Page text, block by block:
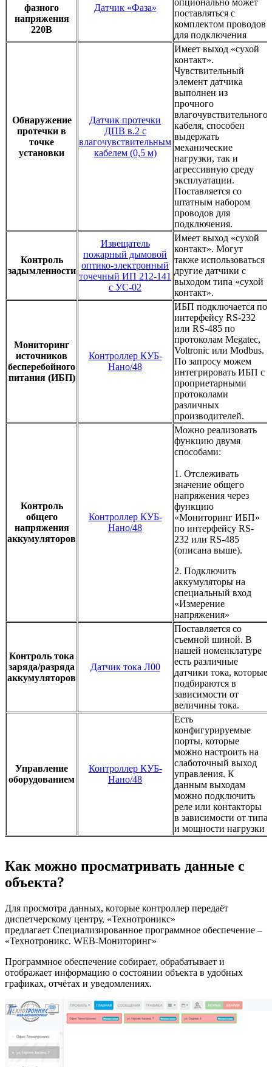
фазного
напряжения
220В
Датчик «Фаза»
поставляться с
комплектом проводов
для подключения
Обнаружение
протечки в
точке
установки
Датчик протечки
ДПВ в.2 с
влагочувствительным
кабелем (0,5 м)
Имеет выход «сухой
контакт».
Чувствительный
элемент датчика
выполнен из
прочного
влагочувствительного
кабеля, способен
выдержать
механические
нагрузки, так и
агрессивную среду
эксплуатации.
Поставляется со
штатным набором
проводов для
подключения.
Контроль
задымленности
Извещатель
пожарный дымовой
оптико-электронный
точечный ИП 212-141
с УС-02
Имеет выход «сухой
контакт». Могут
также использоваться
другие датчики с
выходом типа «сухой
контакт».
Мониторинг
источников
бесперебойного
питания (ИБП)
Контроллер КУБ-
Нано/48
ИБП подключается по
интерфейсу RS-232
или RS-485 по
протоколам Megatec,
Voltronic или Modbus.
По запросу можем
интегрировать ИБП с
проприетарными
протоколами
различных
производителей.
Контроль
общего
напряжения
аккумуляторов
Контроллер КУБ-
Нано/48
Можно реализовать
функцию двумя
способами:
1. Отслеживать
значение общего
напряжения через
функцию
«Мониторинг ИБП»
по интерфейсу RS-
232 или RS-485
(описана выше).
2. Подключить
аккумуляторы на
специальный вход
«Измерение
напряжения»
Контроль тока
заряда/разряда
аккумуляторов
Датчик тока Л00
Поставляется со
съемной шиной. В
нашей номенклатуре
есть различные
датчики тока, которые
подбираются в
зависимости от
величины тока.
Управление
оборудованием
Контроллер КУБ-
Нано/48
Есть
конфигурируемые
порты, которые
можно настроить на
слаботочный выход
управления. К
данным выходам
можно подключить
реле или контакторы
в зависимости от типа
и мощности нагрузки
Как можно просматривать данные с
объекта?
Для просмотра данных, которые контроллер передаёт
диспетчерскому центру, «Технотроникс»
предлагает Специализированное программное обеспечение –
«Технотроникс. WEB-Мониторинг»
Программное обеспечение собирает, обрабатывает и
отображает информацию о состоянии объекта в удобных
графиках, отчётах и уведомлениях.